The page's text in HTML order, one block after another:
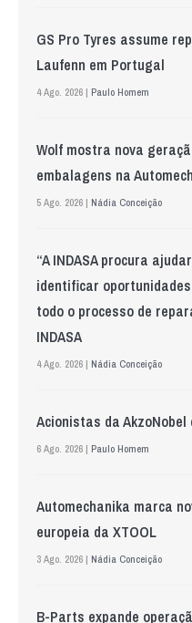
GS Pro Tyres assume
Laufenn em Portugal
4 Ago. 2026 | Paulo Homem
Wolf mostra nova
embalagens na
5 Ago. 2026 | Nádia Conceição
“A INDASA procura
identificar
todo o processo de
INDASA
4 Ago. 2026 | Nádia Conceição
Acionistas da
6 Ago. 2026 | Paulo Homem
Automechanika marca
europeia da XTOOL
3 Ago. 2026 | Nádia Conceição
B-Parts expande